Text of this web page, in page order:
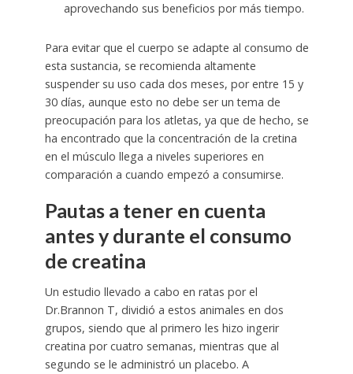
aprovechando sus beneficios por más tiempo.
Para evitar que el cuerpo se adapte al consumo de
esta sustancia, se recomienda altamente
suspender su uso cada dos meses, por entre 15 y
30 días, aunque esto no debe ser un tema de
preocupación para los atletas, ya que de hecho, se
ha encontrado que la concentración de la cretina
en el músculo llega a niveles superiores en
comparación a cuando empezó a consumirse.
Pautas a tener en cuenta
antes y durante el consumo
de creatina
Un estudio llevado a cabo en ratas por el
Dr.Brannon T, dividió a estos animales en dos
grupos, siendo que al primero les hizo ingerir
creatina por cuatro semanas, mientras que al
segundo se le administró un placebo. A